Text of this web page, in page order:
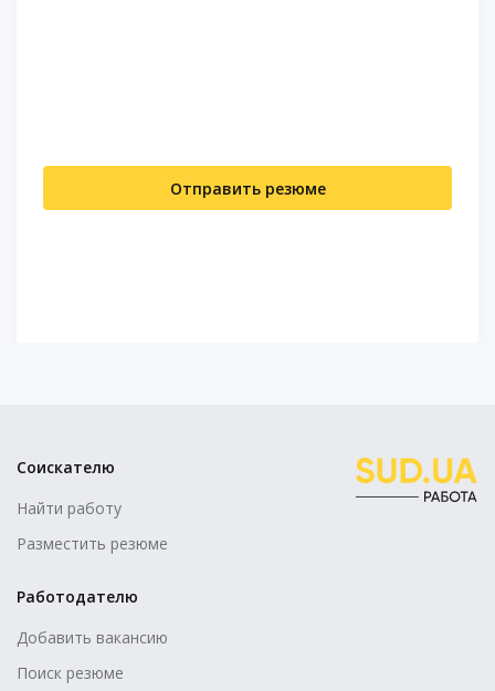
Отправить резюме
Соискателю
Найти работу
Разместить резюме
Работодателю
Добавить вакансию
Поиск резюме